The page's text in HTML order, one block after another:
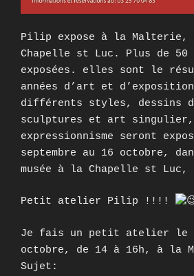
Pilip expose à la Malterie,
Chapelle st Luc. Plus de 50
exposées. elles sont le
années d’art et
différents styles, dessins
sculptures et art singulier,
expressionnisme seront
septembre au 16 octobre,
musée à la Chapelle st
Petit atelier Pilip !!!!
Je fais un petit atelier le
octobre, de 14 à 16h, à la
Sujet: